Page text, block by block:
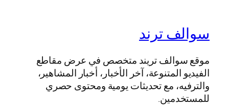
سوالف ترند
موقع سوالف تريند متخصص في عرض مقاطع
الفيديو المتنوعة، آخر الأخبار، أخبار المشاهير،
والترفيه، مع تحديثات يومية ومحتوى حصري
للمستخدمين.